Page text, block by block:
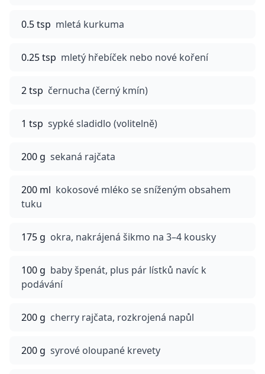
0.5 tsp mletá kurkuma
0.25 tsp mletý hřebíček nebo nové koření
2 tsp černucha (černý kmín)
1 tsp sypké sladidlo (volitelně)
200 g sekaná rajčata
200 ml kokosové mléko se sníženým obsahem
tuku
175 g okra, nakrájená šikmo na 3–4 kousky
100 g baby špenát, plus pár lístků navíc k
podávání
200 g cherry rajčata, rozkrojená napůl
200 g syrové oloupané krevety